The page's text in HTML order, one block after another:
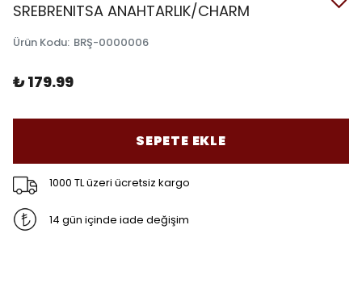
SREBRENITSA ANAHTARLIK/CHARM
Ürün Kodu: BRŞ-0000006
₺ 179.99
SEPETE EKLE
1000 TL üzeri ücretsiz kargo
14 gün içinde iade değişim